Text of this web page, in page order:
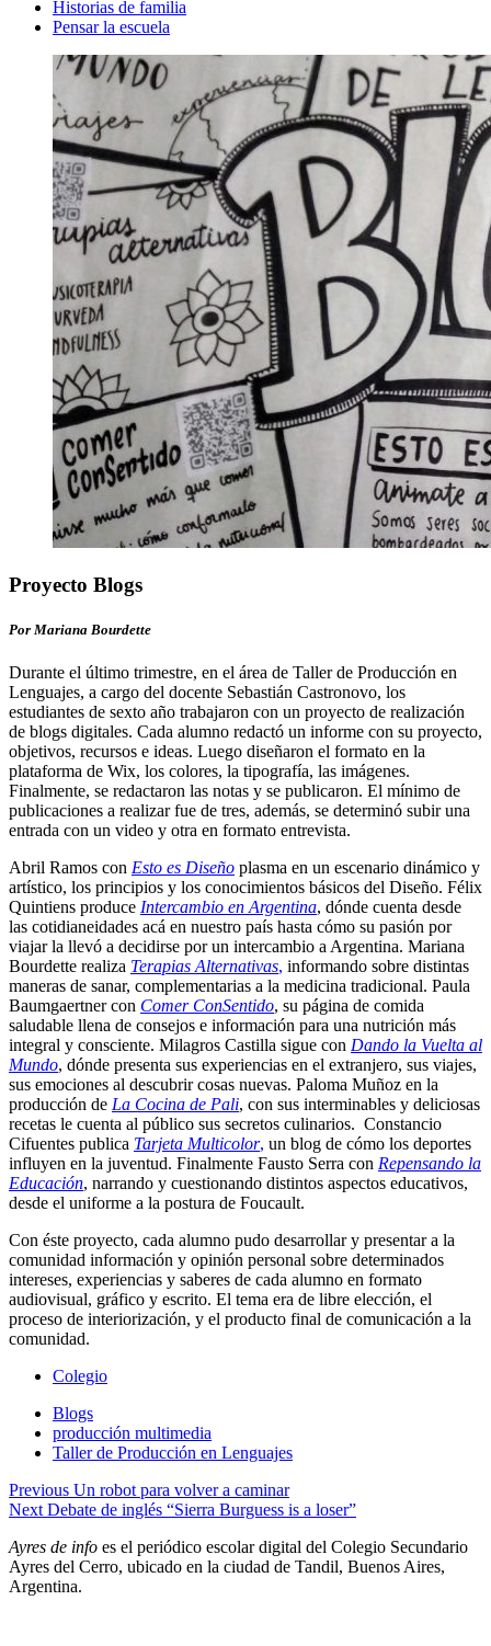
Historias de familia
Pensar la escuela
Proyecto Blogs
Por Mariana Bourdette
Durante el último trimestre, en el área de Taller de Producción en
Lenguajes, a cargo del docente Sebastián Castronovo, los
estudiantes de sexto año trabajaron con un proyecto de realización
de blogs digitales. Cada alumno redactó un informe con su proyecto,
objetivos, recursos e ideas. Luego diseñaron el formato en la
plataforma de Wix, los colores, la tipografía, las imágenes.
Finalmente, se redactaron las notas y se publicaron. El mínimo de
publicaciones a realizar fue de tres, además, se determinó subir una
entrada con un video y otra en formato entrevista.
Abril Ramos con Esto es Diseño plasma en un escenario dinámico y
artístico, los principios y los conocimientos básicos del Diseño. Félix
Quintiens produce Intercambio en Argentina, dónde cuenta desde
las cotidianeidades acá en nuestro país hasta cómo su pasión por
viajar la llevó a decidirse por un intercambio a Argentina. Mariana
Bourdette realiza Terapias Alternativas, informando sobre distintas
maneras de sanar, complementarias a la medicina tradicional. Paula
Baumgaertner con Comer ConSentido, su página de comida
saludable llena de consejos e información para una nutrición más
integral y consciente. Milagros Castilla sigue con Dando la Vuelta al
Mundo, dónde presenta sus experiencias en el extranjero, sus viajes,
sus emociones al descubrir cosas nuevas. Paloma Muñoz en la
producción de La Cocina de Pali, con sus interminables y deliciosas
recetas le cuenta al público sus secretos culinarios. Constancio
Cifuentes publica Tarjeta Multicolor, un blog de cómo los deportes
influyen en la juventud. Finalmente Fausto Serra con Repensando la
Educación, narrando y cuestionando distintos aspectos educativos,
desde el uniforme a la postura de Foucault.
Con éste proyecto, cada alumno pudo desarrollar y presentar a la
comunidad información y opinión personal sobre determinados
intereses, experiencias y saberes de cada alumno en formato
audiovisual, gráfico y escrito. El tema era de libre elección, el
proceso de interiorización, y el producto final de comunicación a la
comunidad.
Colegio
Blogs
producción multimedia
Taller de Producción en Lenguajes
Navegación
de
entradas
Previous Un robot para volver a caminar
Next Debate de inglés “Sierra Burguess is a loser”
Ayres de info es el periódico escolar digital del Colegio Secundario
Ayres del Cerro, ubicado en la ciudad de Tandil, Buenos Aires,
Argentina.